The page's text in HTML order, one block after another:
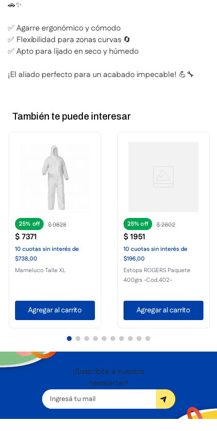
🚗✨
✅ Agarre ergonómico y cómodo
✅ Flexibilidad para zonas curvas 🔄
✅ Apto para lijado en seco y húmedo
¡El aliado perfecto para un acabado impecable! 💪🔧
También te puede interesar
25% $9828
$7371
10 cuotassin interésde
$738,00
Mameluco Talle XL
Agregar al carrito
25% $2602
$1951
10 cuotassin interésde
$196,00
Estopa ROGERS Paquete
400grs -Cod.402-
Agregar al carrito
¡Suscribite a nuestro
newsletter!